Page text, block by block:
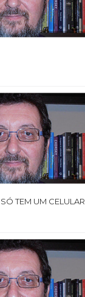
TEM UM CELULAR